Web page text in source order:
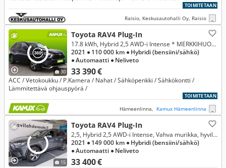
TOIMITETAAN
Raisio, Keskusautohalli Oy, Raisio
30
Toyota RAV4 Plug-In
33 390 €
17.8 kWh, Hybrid 2,5 AWD-i Intense * MERKKIHUOLLETTU! *
2021 ● 110 000 km ● Hybridi (bensiini/sähkö)
● Automaatti ● Neliveto
ACC / Vetokoukku / P.Kamera / Nahat / Sähköpenkki / Sähkökontti /
Lämmitettävä ohjauspyörä /
TOIMITETAAN
Hämeenlinna, Kamux Hämeenlinna
15
Toyota RAV4 Plug-In
33 400 €
2,5, Hybrid 2,5 AWD-i Intense, Vahva murikka, hyvillä varusteilla!
2021 ● 149 000 km ● Hybridi (bensiini/sähkö)
● Automaatti ● Neliveto